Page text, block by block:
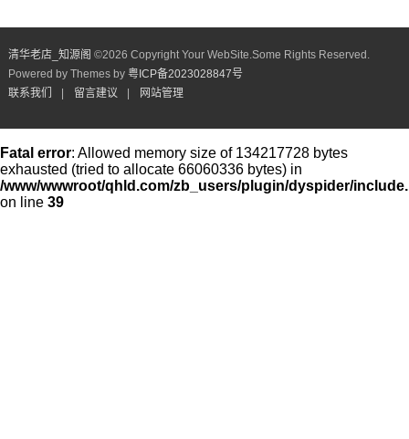
清华老店_知源阁​ ©2026 Copyright Your WebSite.Some Rights Reserved.
Powered by Themes by 粤ICP备2023028847号
联系我们
留言建议 网站管理
Fatal error: Allowed memory size of 134217728 bytes
exhausted (tried to allocate 66060336 bytes) in
/www/wwwroot/qhld.com/zb_users/plugin/dyspider/
on line 39